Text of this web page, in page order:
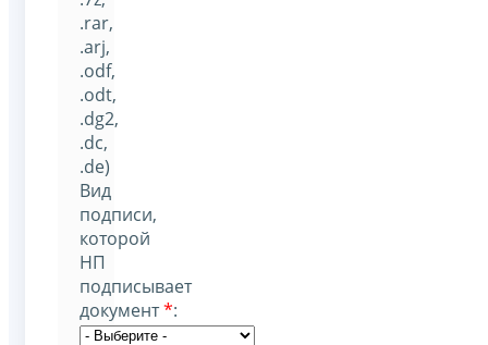
.rar,
.arj,
.odf,
.odt,
.dg2,
.dc,
.de)
Вид
подписи,
которой
НП
подписывает
документ*: